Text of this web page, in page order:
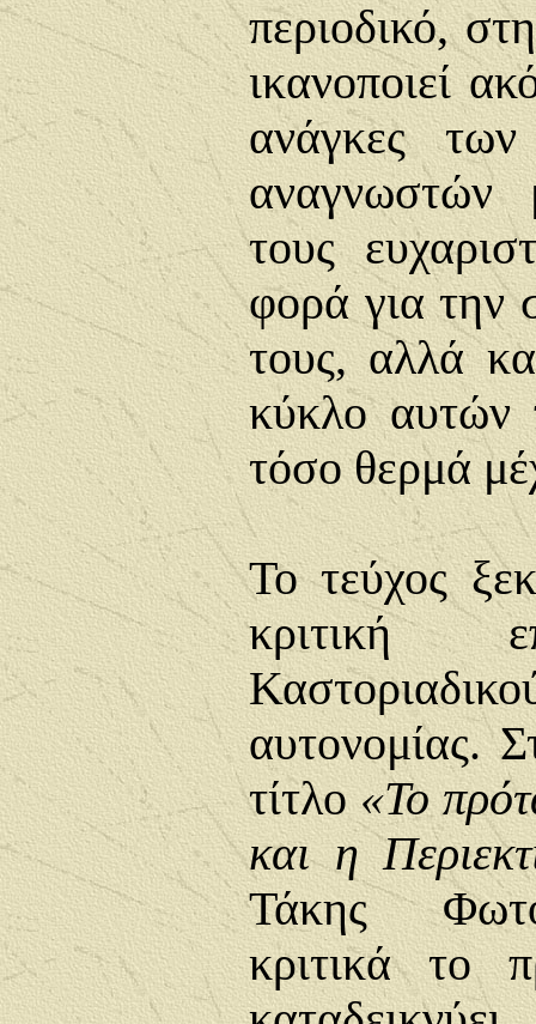
περιοδικό,
ικανοποιεί
ανάγκες
αναγνωστών
τους
φορά για την
τους, αλλά
κύκλο αυτών
τόσο θερμά
Το τεύχος
κριτική
αυτονομίας.
τίτλο«Το
και η
Τάκης
κριτικά το